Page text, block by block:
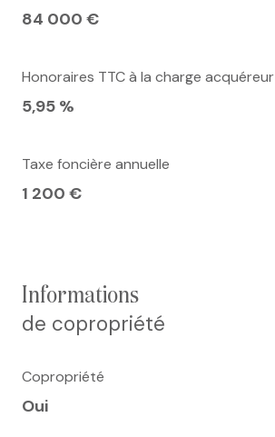
84 000 €
Honoraires TTC à la charge acquéreur
5,95 %
Taxe foncière annuelle
1 200 €
informations
de copropriété
Copropriété
Oui